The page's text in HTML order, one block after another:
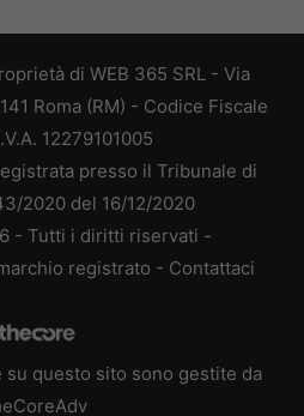
di WEB 365 SRL - Via
Roma (RM) - Codice Fiscale
12279101005
presso il Tribunale di
2020 del 16/12/2020
- Tutti i diritti riservati -
registrato - Contattaci
questo sito sono gestite da